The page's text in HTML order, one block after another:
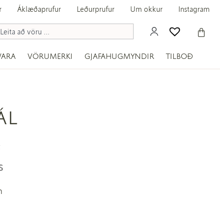
Áklæðaprufur Leðurprufur Um okkur Instagram
VÖRUMERKI GJAFAHUGMYNDIR TILBOÐ